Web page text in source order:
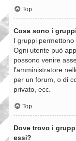
Top
Cosa sono i
I gruppi permettono
Ogni utente può
possono venire
l’amministratore
per un forum, o di
privato, ecc.
Top
Dove trovo i
essi?